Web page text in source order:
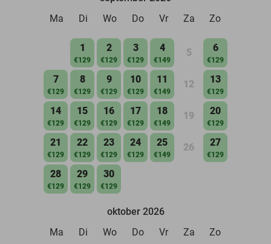
Ma
Di Wo Do Vr Za Zo
1
€129
2
€129
3
€129
4
€149
5 6
€129
7
€129
8
€129
9
€129
10
€129
11
€149
12 13
€129
14
€129
15
€129
16
€129
17
€129
18
€149
19 20
€129
21
€129
22
€129
23
€129
24
€129
25
€149
26 27
€129
28
€129
29
€129
30
€129
oktober 2026
Ma
Di Wo Do Vr Za Zo